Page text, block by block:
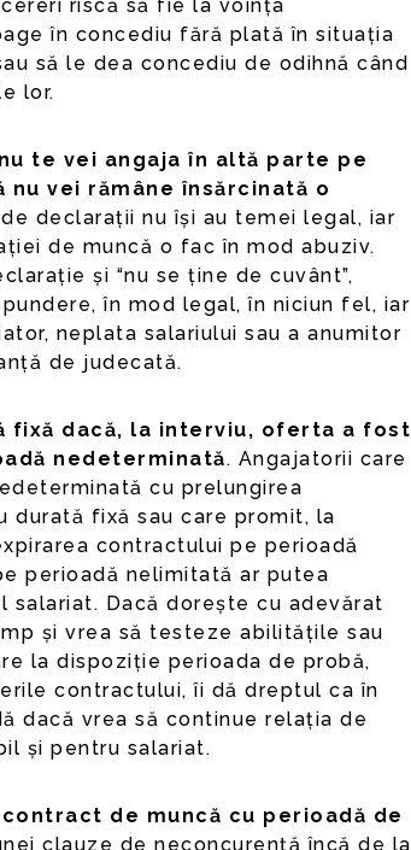
riscă să fie la voința
în concediu fără plată în situația
să le dea concediu de odihnă când
lor.
te vei angaja în altă parte pe
vei rămâne însărcinată o
declarații nu își au temei legal, iar
de muncă o fac în mod abuziv.
și “nu se ține de cuvânt”,
în mod legal, în niciun fel, iar
neplata salariului sau a anumitor
de judecată.
fixă dacă, la interviu, oferta a fost
nedeterminată. Angajatorii care
cu prelungirea
durată fixă sau care promit, la
contractului pe perioadă
perioadă nelimitată ar putea
Dacă dorește cu adevărat
și vrea să testeze abilitățile sau
la dispoziție perioada de probă,
contractului, îi dă dreptul ca în
dacă vrea să continue relația de
și pentru salariat.
de muncă cu perioadă de
clauze de neconcurență încă de la